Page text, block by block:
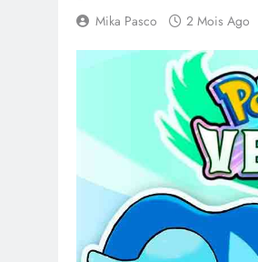
Mika Pasco 2 Mois Ago